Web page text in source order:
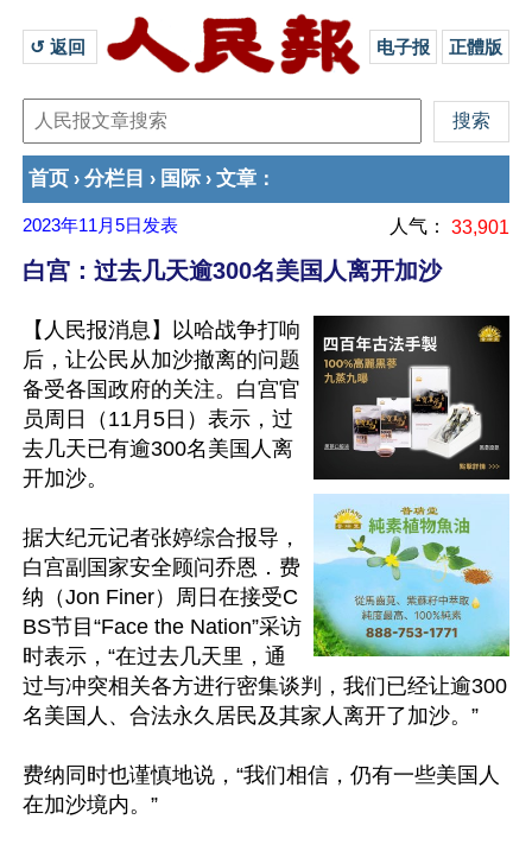
↺ 返回 电子报 正體版
首页 › 分栏目 › 国际 › 文章 ：
2023年11月5日 发表 人气： 33,901
白宫：过去几天逾300名美国人离开加沙
【人民报消息】以哈战争打响
后，让公民从加沙撤离的问题
备受各国政府的关注。白宫官
员周日（11月5日）表示，过
去几天已有逾300名美国人离
开加沙。
据大纪元记者张婷综合报导，
白宫副国家安全顾问乔恩．费
纳（Jon Finer）周日在接受C
BS节目“Face the Nation”采访
时表示，“在过去几天里，通
过与冲突相关各方进行密集谈判，我们已经让逾300
名美国人、合法永久居民及其家人离开了加沙。”
费纳同时也谨慎地说，“我们相信，仍有一些美国人
在加沙境内。”